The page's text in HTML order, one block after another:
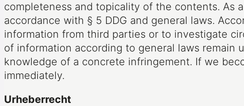
completeness and topicality of the contents. As
accordance with § 5 DDG and general laws.
information from third parties or to investigate
of information according to general laws
knowledge of a concrete infringement. If we
immediately.
Urheberrecht